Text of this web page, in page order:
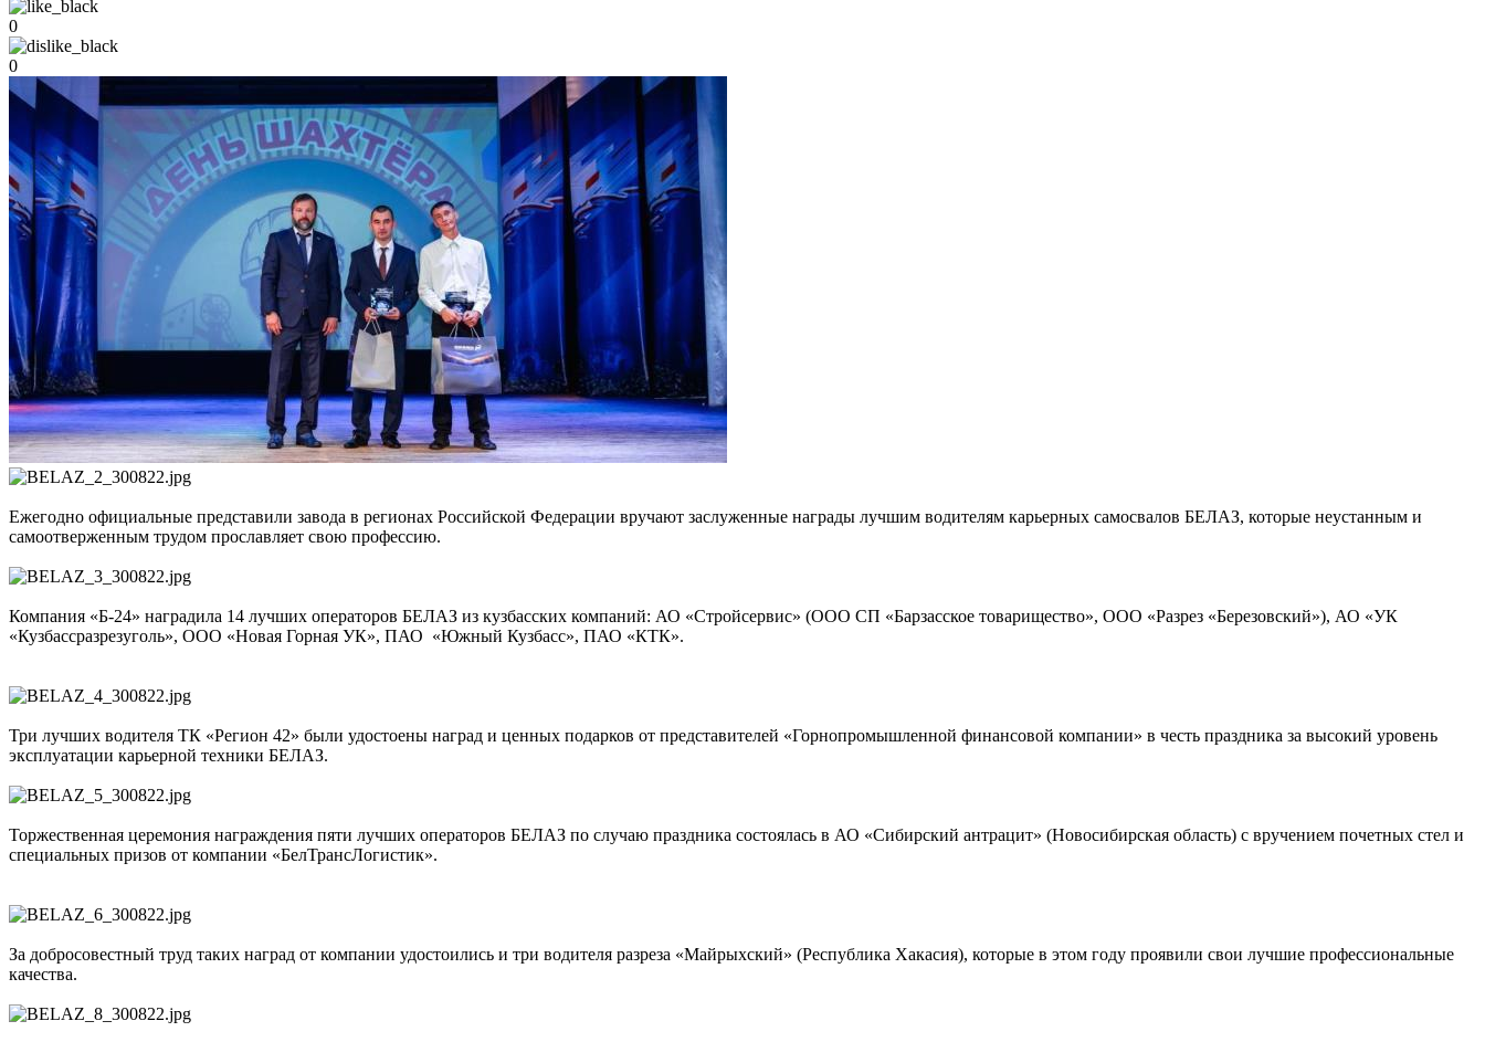
0
0
Ежегодно официальные представили завода в регионах Российской Федерации вручают заслуженные награды лучшим водителям карьерных самосвалов БЕЛАЗ, которые неустанным и
самоотверженным трудом прославляет свою профессию.
Компания «Б-24» наградила 14 лучших операторов БЕЛАЗ из кузбасских компаний: АО «Стройсервис» (ООО СП «Барзасское товарищество», ООО «Разрез «Березовский»), АО «УК
«Кузбассразрезуголь», ООО «Новая Горная УК», ПАО «Южный Кузбасс», ПАО «КТК».
Три лучших водителя ТК «Регион 42» были удостоены наград и ценных подарков от представителей «Горнопромышленной финансовой компании» в честь праздника за высокий уровень
эксплуатации карьерной техники БЕЛАЗ.
Торжественная церемония награждения пяти лучших операторов БЕЛАЗ по случаю праздника состоялась в АО «Сибирский антрацит» (Новосибирская область) с вручением почетных стел и
специальных призов от компании «БелТрансЛогистик».
За добросовестный труд таких наград от компании удостоились и три водителя разреза «Майрыхский» (Республика Хакасия), которые в этом году проявили свои лучшие профессиональные
качества.